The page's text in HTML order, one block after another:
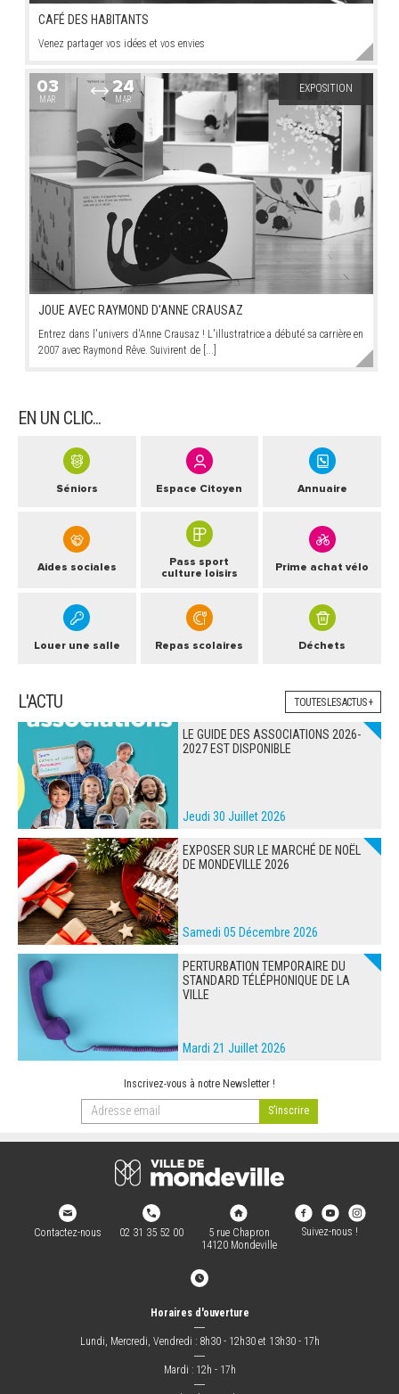
CAFÉ DES HABITANTS
Venez partager vos idées et vos envies
JOUE AVEC RAYMOND D'ANNE CRAUSAZ
Entrez dans l'univers d'Anne Crausaz ! L'illustratrice a débuté sa carrière en
2007 avec Raymond Rêve. Suivirent de [...]
03
MAR
24
MAR
EXPOSITION
EN UN CLIC...
Séniors Espace Citoyen Annuaire
Aides sociales
Pass sport
culture loisirs
Prime achat vélo
Louer une salle Repas scolaires Déchets
L'ACTU TOUTES LES ACTUS +
LE GUIDE DES ASSOCIATIONS 2026-
2027 EST DISPONIBLE
Jeudi 30 Juillet 2026
EXPOSER SUR LE MARCHÉ DE NOËL
DE MONDEVILLE 2026
Samedi 05 Décembre 2026
PERTURBATION TEMPORAIRE DU
STANDARD TÉLÉPHONIQUE DE LA
VILLE
Mardi 21 Juillet 2026
Inscrivez-vous à notre Newsletter !
Contactez-nous 02 31 35 52 00
5 rue Chapron
14120 Mondeville
Suivez-nous !
Horaires d'ouverture
―
Lundi, Mercredi, Vendredi : 8h30 - 12h30 et 13h30 - 17h
―
Mardi : 12h - 17h
―